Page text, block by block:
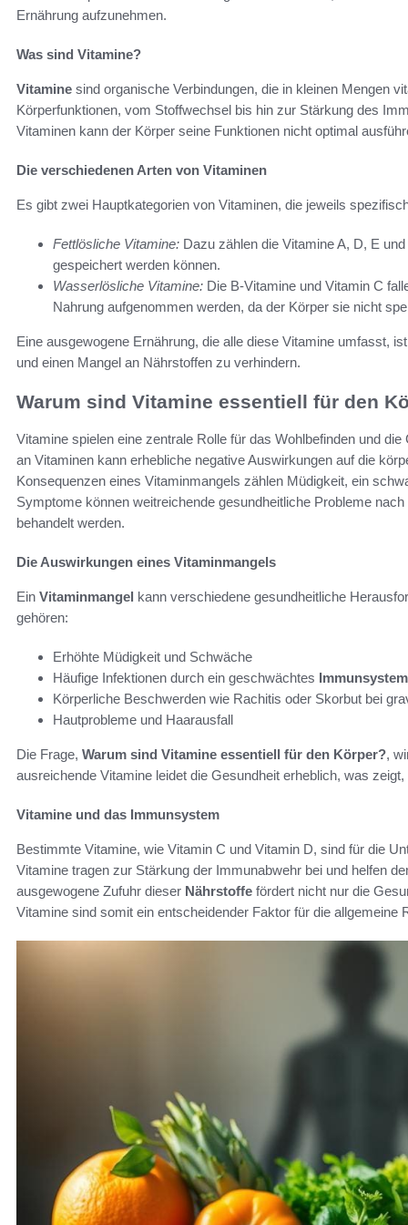
Ernährung aufzunehmen.
Was sind Vitamine?
Vitamine sind organische Verbindungen, die in kleinen Mengen
Körperfunktionen, vom Stoffwechsel bis hin zur Stärkung des
Vitaminen kann der Körper seine Funktionen nicht optimal
Die verschiedenen Arten von Vitaminen
Es gibt zwei Hauptkategorien von Vitaminen, die jeweils
Fettlösliche Vitamine: Dazu zählen die Vitamine A, D, E
gespeichert werden können.
Wasserlösliche Vitamine: Die B-Vitamine und Vitamin C
Nahrung aufgenommen werden, da der Körper sie nicht
Eine ausgewogene Ernährung, die alle diese Vitamine umfasst,
und einen Mangel an Nährstoffen zu verhindern.
Warum sind Vitamine essentiell für den
Vitamine spielen eine zentrale Rolle für das Wohlbefinden und
an Vitaminen kann erhebliche negative Auswirkungen auf die
Konsequenzen eines Vitaminmangels zählen Müdigkeit, ein
Symptome können weitreichende gesundheitliche Probleme
behandelt werden.
Die Auswirkungen eines Vitaminmangels
Ein Vitaminmangel kann verschiedene gesundheitliche
gehören:
Erhöhte Müdigkeit und Schwäche
Häufige Infektionen durch ein geschwächtes Immunsystem
Körperliche Beschwerden wie Rachitis oder Skorbut bei
Hautprobleme und Haarausfall
Die Frage, Warum sind Vitamine essentiell für den Körper?,
ausreichende Vitamine leidet die Gesundheit erheblich, was
Vitamine und das Immunsystem
Bestimmte Vitamine, wie Vitamin C und Vitamin D, sind für die
Vitamine tragen zur Stärkung der Immunabwehr bei und helfen
ausgewogene Zufuhr dieser Nährstoffe fördert nicht nur die
Vitamine sind somit ein entscheidender Faktor für die